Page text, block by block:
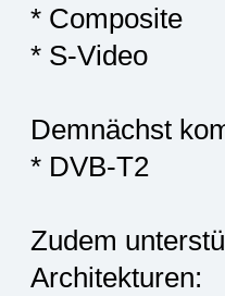
* Composite
* S-Video
Demnächst
* DVB-T2
Zudem
Architekturen: